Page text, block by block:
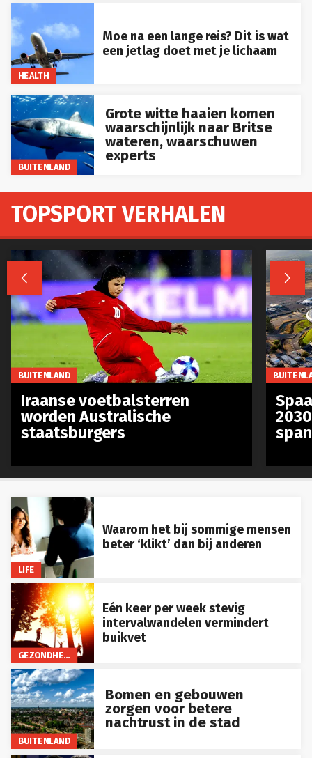
HEALTH
Moe na een lange reis? Dit is wat
een jetlag doet met je lichaam
BUITENLAND
Grote witte haaien komen
waarschijnlijk naar Britse
wateren, waarschuwen
experts
LIFE
Waarom het bij sommige mensen
beter ‘klikt’ dan bij anderen
GEZONDHEID
Eén keer per week stevig
intervalwandelen vermindert
buikvet
BUITENLAND
Bomen en gebouwen
zorgen voor betere
nachtrust in de stad
TOPSPORT VERHALEN
 
BUITENLAND
Iraanse voetbalsterren
worden Australische
staatsburgers